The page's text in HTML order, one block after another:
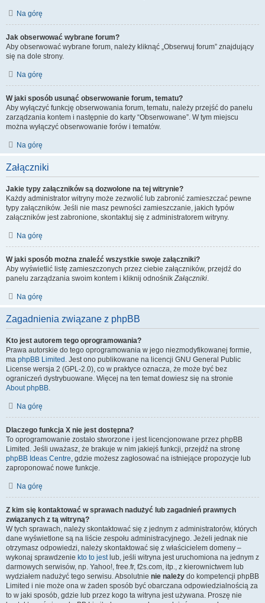
Na górę
Jak obserwować wybrane forum?
Aby obserwować wybrane forum, należy kliknąć „Obserwuj forum” znajdujący
się na dole strony.
Na górę
W jaki sposób usunąć obserwowanie forum, tematu?
Aby wyłączyć funkcję obserwowania forum, tematu, należy przejść do panelu
zarządzania kontem i następnie do karty “Obserwowane”. W tym miejscu
można wyłączyć obserwowanie forów i tematów.
Na górę
Załączniki
Jakie typy załączników są dozwolone na tej witrynie?
Każdy administrator witryny może zezwolić lub zabronić zamieszczać pewne
typy załączników. Jeśli nie masz pewności zamieszczanie, jakich typów
załączników jest zabronione, skontaktuj się z administratorem witryny.
Na górę
W jaki sposób można znaleźć wszystkie swoje załączniki?
Aby wyświetlić listę zamieszczonych przez ciebie załączników, przejdź do
panelu zarządzania swoim kontem i kliknij odnośnikZałączniki.
Na górę
Zagadnienia związane z phpBB
Kto jest autorem tego oprogramowania?
Prawa autorskie do tego oprogramowania w jego niezmodyfikowanej formie,
ma phpBB Limited . Jest ono publikowane na licencji GNU General Public
License wersja 2 (GPL-2.0), co w praktyce oznacza, że może być bez
ograniczeń dystrybuowane. Więcej na ten temat dowiesz się na stronie
About phpBB.
Na górę
Dlaczego funkcja X nie jest dostępna?
To oprogramowanie zostało stworzone i jest licencjonowane przez phpBB
Limited. Jeśli uważasz, że brakuje w nim jakiejś funkcji, przejdź na stronę
phpBB Ideas Centre, gdzie możesz zagłosować na istniejące propozycje lub
zaproponować nowe funkcje.
Na górę
Z kim się kontaktować w sprawach nadużyć lub zagadnień prawnych
związanych z tą witryną?
W tych sprawach, należy skontaktować się z jednym z administratorów, których
dane wyświetlone są na liście zespołu administracyjnego. Jeżeli jednak nie
otrzymasz odpowiedzi, należy skontaktować się z właścicielem domeny –
wykonaj sprawdzenie kto to jestlub, jeśli witryna jest uruchomiona na jednym z
darmowych serwisów, np. Yahoo!, free.fr, f2s.com, itp., z kierownictwem lub
wydziałem nadużyć tego serwisu. Absolutnie nie należy do kompetencji phpBB
Limited i nie może ona w żaden sposób być obarczana odpowiedzialnością za
to w jaki sposób, gdzie lub przez kogo ta witryna jest używana. Proszę nie